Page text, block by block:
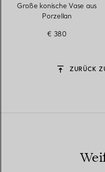
Große konische Vase aus
Porzellan
€ 380
ZURÜCK